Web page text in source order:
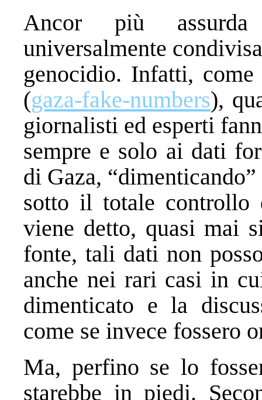
Ancor più assurda
universalmente
genocidio. Infatti,
(gaza-fake-numbers),
giornalisti ed esperti
sempre e solo ai dati
di Gaza,
sotto il totale controllo
viene detto, quasi mai
fonte, tali dati non
anche nei rari casi in
dimenticato e la
come se invece fossero
Ma, perfino se lo
starebbe in piedi.